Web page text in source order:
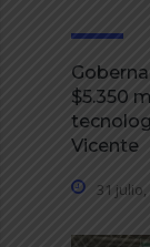
$5.350
Vicente
31 julio,